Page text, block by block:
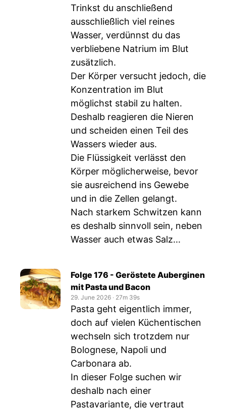
Trinkst du anschließend
ausschließlich viel reines
Wasser, verdünnst du das
verbliebene Natrium im Blut
zusätzlich.
Der Körper versucht jedoch, die
Konzentration im Blut
möglichst stabil zu halten.
Deshalb reagieren die Nieren
und scheiden einen Teil des
Wassers wieder aus.
Die Flüssigkeit verlässt den
Körper möglicherweise, bevor
sie ausreichend ins Gewebe
und in die Zellen gelangt.
Nach starkem Schwitzen kann
es deshalb sinnvoll sein, neben
Wasser auch etwas Salz...
Folge 176 - Geröstete Auberginen
mit Pasta und Bacon
29. June 2026 ‧ 27m 39s
Pasta geht eigentlich immer,
doch auf vielen Küchentischen
wechseln sich trotzdem nur
Bolognese, Napoli und
Carbonara ab.
In dieser Folge suchen wir
deshalb nach einer
Pastavariante, die vertraut